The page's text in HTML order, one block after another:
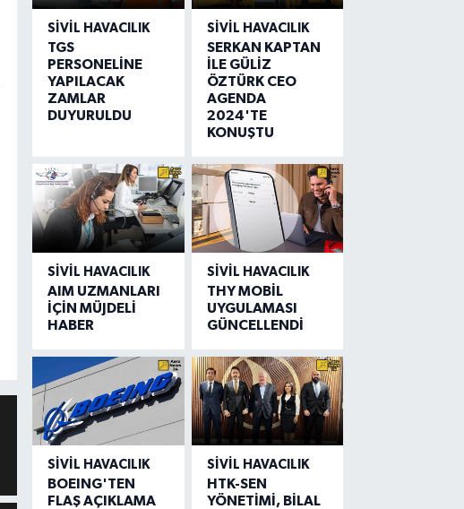
SIVIL HAVACILIK
TGS
PERSONELİNE
YAPILACAK
ZAMLAR
DUYURULDU
SIVIL HAVACILIK
SERKAN KAPTAN
İLE GÜLİZ
ÖZTÜRK CEO
AGENDA
2024'TE
KONUŞTU
SIVIL HAVACILIK
AIM UZMANLARI
İÇİN MÜJDELİ
HABER
SIVIL HAVACILIK
THY MOBİL
UYGULAMASI
GÜNCELLENDİ
SIVIL HAVACILIK
BOEING'TEN
FLAŞ AÇIKLAMA
SIVIL HAVACILIK
HTK-SEN
YÖNETİMİ, BİLAL